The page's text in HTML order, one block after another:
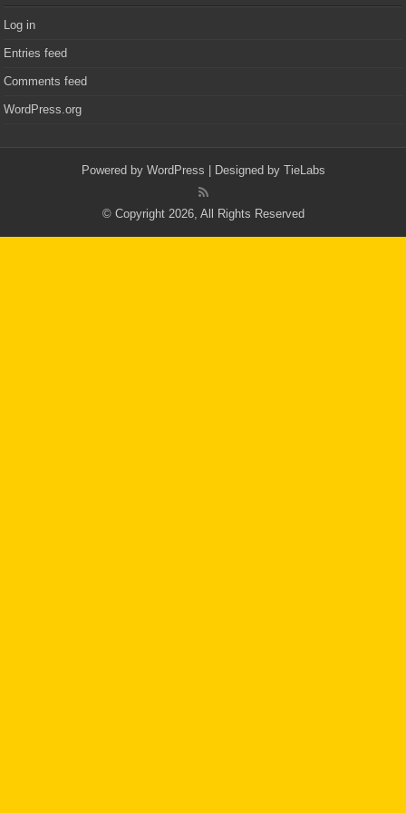
Log in
Entries feed
Comments feed
WordPress.org
Powered by WordPress | Designed by TieLabs
© Copyright 2026, All Rights Reserved